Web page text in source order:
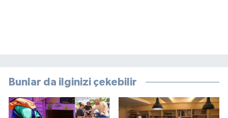
Bunlar da ilginizi çekebilir